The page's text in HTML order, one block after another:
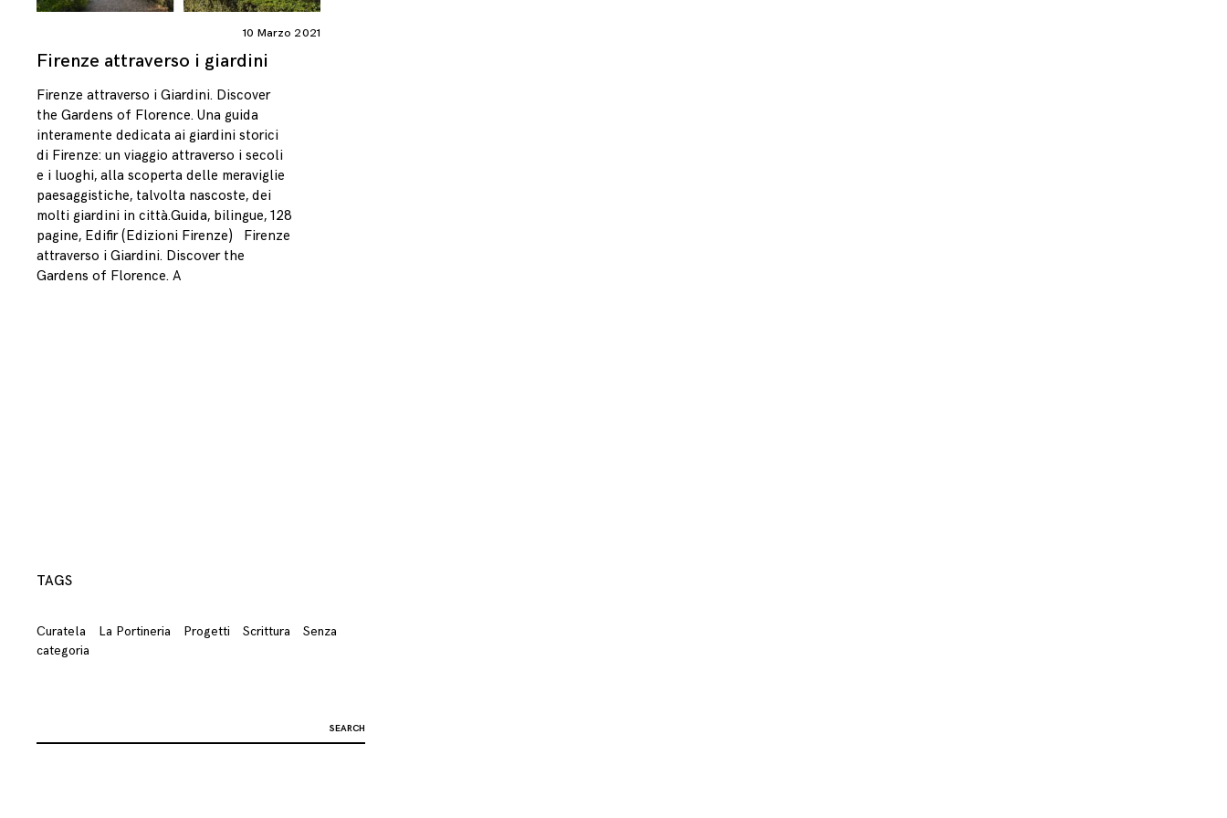
10 Marzo 2021
Firenze attraverso i giardini
Firenze attraverso i Giardini. Discover
the Gardens of Florence. Una guida
interamente dedicata ai giardini storici
di Firenze: un viaggio attraverso i secoli
e i luoghi, alla scoperta delle meraviglie
paesaggistiche, talvolta nascoste, dei
molti giardini in città.Guida, bilingue, 128
pagine, Edifir (Edizioni Firenze) Firenze
attraverso i Giardini. Discover the
Gardens of Florence. A
TAGS
Curatela La Portineria Progetti Scrittura
Senza
categoria
for: